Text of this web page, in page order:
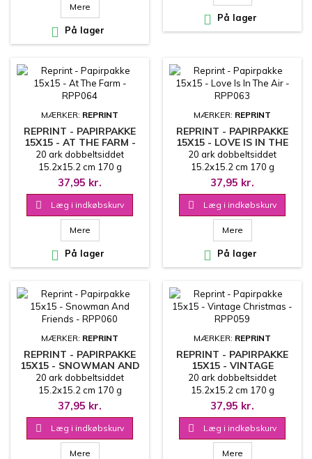
Mere
 På lager
 På lager
MÆRKER: REPRINT
REPRINT - PAPIRPAKKE
15X15 - AT THE FARM -
RPP064
20 ark dobbeltsiddet
15.2x15.2 cm 170 g
37,95 kr.
 Læg i indkøbskurv
Mere
 På lager
MÆRKER: REPRINT
REPRINT - PAPIRPAKKE
15X15 - LOVE IS IN THE
AIR - RPP063
20 ark dobbeltsiddet
15.2x15.2 cm 170 g
37,95 kr.
 Læg i indkøbskurv
Mere
 På lager
MÆRKER: REPRINT
REPRINT - PAPIRPAKKE
15X15 - SNOWMAN AND
FRIENDS - RPP060
20 ark dobbeltsiddet
15.2x15.2 cm 170 g
37,95 kr.
 Læg i indkøbskurv
Mere
MÆRKER: REPRINT
REPRINT - PAPIRPAKKE
15X15 - VINTAGE
CHRISTMAS - RPP059
20 ark dobbeltsiddet
15.2x15.2 cm 170 g
37,95 kr.
 Læg i indkøbskurv
Mere